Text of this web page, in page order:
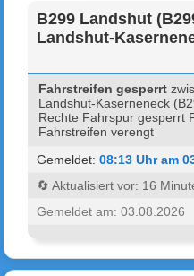
B299 Landshut
Landshut-
Fahrstreifen gesperrt
Landshut-Kaserneneck
Rechte Fahrspur gesperrt
Fahrstreifen verengt
Gemeldet:08:13 Uhr am
🔄 Aktualisiert vor: 16
Gemeldet am: 03.08.2026